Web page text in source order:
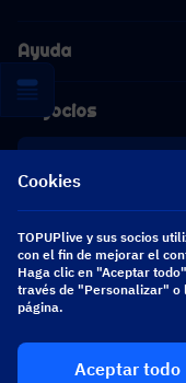
Ayuda
Negocios
[email protected]
[email protected]
Síguenos
Cookies
TOPUPlive y sus socios
con el fin de mejorar el
Haga clic en "Aceptar
través de "Personalizar" o
página.
Aceptar todo